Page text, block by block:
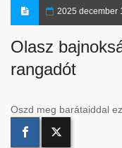
2025 december
Olasz
rangadót
Oszd meg barátaiddal